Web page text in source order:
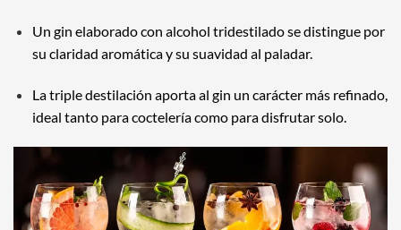
Un gin elaborado con alcohol tridestilado se distingue por
su claridad aromática y su suavidad al paladar.
La triple destilación aporta al gin un carácter más refinado,
ideal tanto para coctelería como para disfrutar solo.